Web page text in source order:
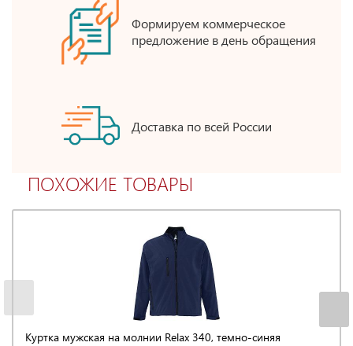
Формируем коммерческое
предложение в день обращения
Доставка по всей России
ПОХОЖИЕ ТОВАРЫ
Куртка мужская на молнии Relax 340, темно-синяя